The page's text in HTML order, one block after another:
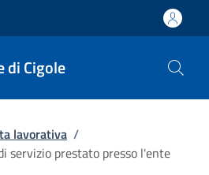
di Cigole
lavorativa /
servizio prestato presso l'ente